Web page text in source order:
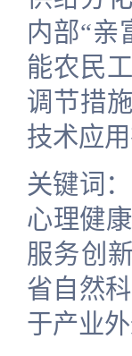
内部“亲
能农民
调节措
技术应
关键词
心理健康
服务创
省自然
于产业